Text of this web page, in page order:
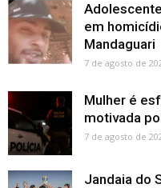
em
Mandaguari
7 de agosto de
Mulher é
motivada
7 de agosto de
Jandaia do